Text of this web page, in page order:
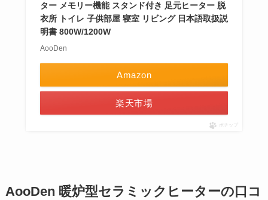
ター メモリー機能 スタンド付き 足元ヒーター 脱
衣所 トイレ 子供部屋 寝室 リビング 日本語取扱説
明書 800W/1200W
AooDen
Amazon
楽天市場
ポチップ
AooDen 暖炉型セラミックヒーターの口コ